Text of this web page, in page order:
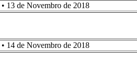
• 13 de Novembro de 2018
• 14 de Novembro de 2018